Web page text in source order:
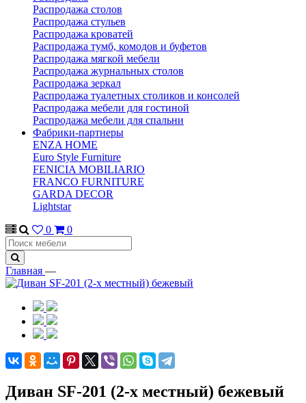
Распродажа столов
Распродажа стульев
Распродажа кроватей
Распродажа тумб, комодов и буфетов
Распродажа мягкой мебели
Распродажа журнальных столов
Распродажа зеркал
Распродажа туалетных столиков и консолей
Распродажа мебели для гостиной
Распродажа мебели для спальни
Фабрики-партнеры
ENZA HOME
Euro Style Furniture
FENICIA MOBILIARIO
FRANCO FURNITURE
GARDA DECOR
Lightstar
0
0
Главная —
Диван SF-201 (2-х местный) бежевый